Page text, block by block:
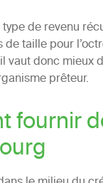
de revenu
taille pour
vaut donc mieux
prêteur.
fournir